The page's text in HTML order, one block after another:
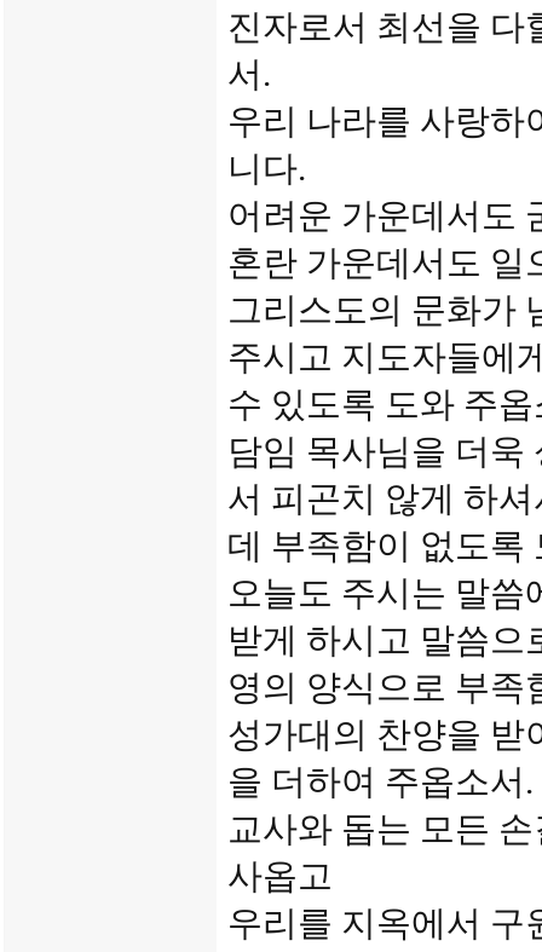
진자로서 최선을 다
서.
우리 나라를 사랑하
니다.
어려운 가운데서도
혼란 가운데서도 일
그리스도의 문화가
주시고 지도자들에
수 있도록 도와 주
담임 목사님을 더욱
서 피곤치 않게 하
데 부족함이 없도록
오늘도 주시는 말씀
받게 하시고 말씀으
영의 양식으로 부족
성가대의 찬양을 받
을 더하여 주옵소서.
교사와 돕는 모든
사옵고
우리를 지옥에서 구